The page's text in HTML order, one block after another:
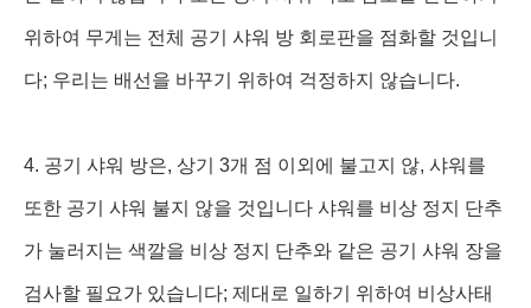
위하여 무게는 전체 공기 샤워 방 회로판을 점화할 것입니
다; 우리는 배선을 바꾸기 위하여 걱정하지 않습니다.
4. 공기 샤워 방은, 상기 3개 점 이외에 불고지 않, 샤워를
또한 공기 샤워 불지 않을 것입니다 샤워를 비상 정지 단추
가 눌러지는 색깔을 비상 정지 단추와 같은 공기 샤워 장을
검사할 필요가 있습니다; 제대로 일하기 위하여 비상사태